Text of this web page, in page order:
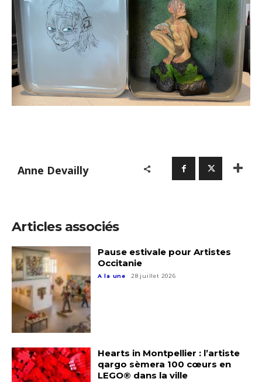
Nom
Prénom
Statut / Organisation
Adresse email*
Nom
Anne Devailly
Articles associés
Pause estivale pour Artistes
Occitanie
A la une 28 juillet 2026
Hearts in Montpellier : l’artiste
qargo sèmera 100 cœurs en
LEGO® dans la ville